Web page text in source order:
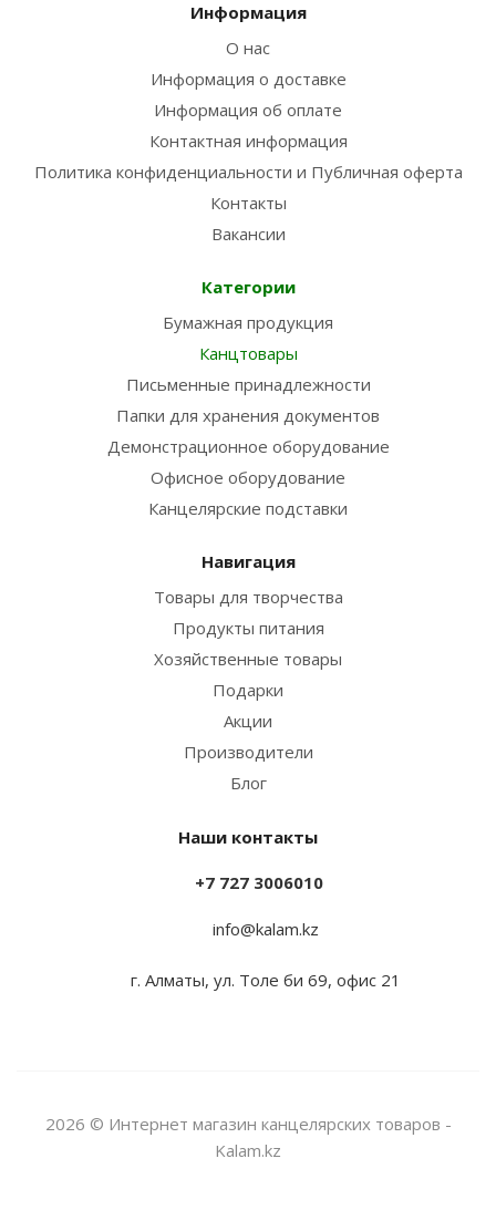
Информация
О нас
Информация о доставке
Информация об оплате
Контактная информация
Политика конфиденциальности и Публичная оферта
Контакты
Вакансии
Категории
Бумажная продукция
Канцтовары
Письменные принадлежности
Папки для хранения документов
Демонстрационное оборудование
Офисное оборудование
Канцелярские подставки
Навигация
Товары для творчества
Продукты питания
Хозяйственные товары
Подарки
Акции
Производители
Блог
Наши контакты
+7 727 3006010
info@kalam.kz
г. Алматы, ул. Толе би 69, офис 21
2026 © Интернет магазин канцелярских товаров -
Kalam.kz